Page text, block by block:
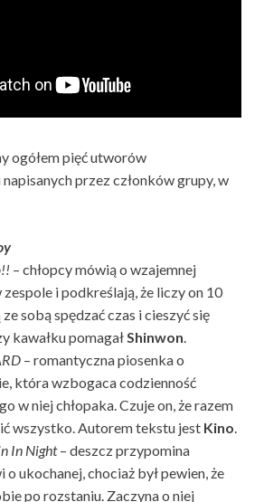
ogółem pięć utworów
przez członków grupy, w
– chłopcy mówią o wzajemnej
i podkreślają, że liczy on 10
sobą spędzać czas i cieszyć się
kawałku pomagałShinwon.
– romantyczna piosenka o
która wzbogaca codzienność
w niej chłopaka. Czuje on, że razem
wszystko. Autorem tekstu jest Kino.
In Night– deszcz przypomina
o ukochanej, chociaż był pewien, że
po rozstaniu. Zaczyna o niej